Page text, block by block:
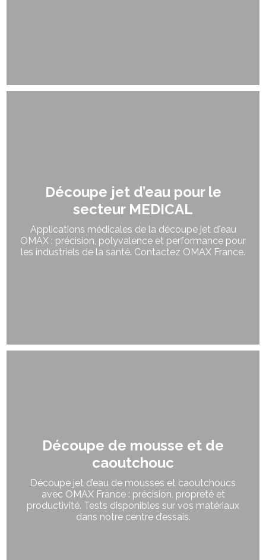
Découpe jet d’eau pour le
secteur MEDICAL
Applications médicales de la découpe jet d'eau
OMAX : précision, polyvalence et performance pour
les industriels de la santé. Contactez OMAX France.
Découpe de mousse et de
caoutchouc
Découpe jet d’eau de mousses et caoutchoucs
avec OMAX France : précision, propreté et
productivité. Tests disponibles sur vos matériaux
dans notre centre d’essais.